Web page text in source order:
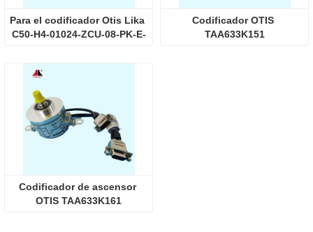
Para el codificador Otis Lika
C50-H4-01024-ZCU-08-PK-E-
Codificador OTIS
TAA633K151
Codificador de ascensor
OTIS TAA633K161